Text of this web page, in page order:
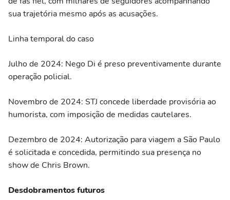
sua trajetória mesmo após as acusações.
Linha temporal do caso
Julho de 2024: Nego Di é preso preventivamente durante
operação policial.
Novembro de 2024: STJ concede liberdade provisória ao
humorista, com imposição de medidas cautelares.
Dezembro de 2024: Autorização para viagem a São Paulo
é solicitada e concedida, permitindo sua presença no
show de Chris Brown.
Desdobramentos futuros